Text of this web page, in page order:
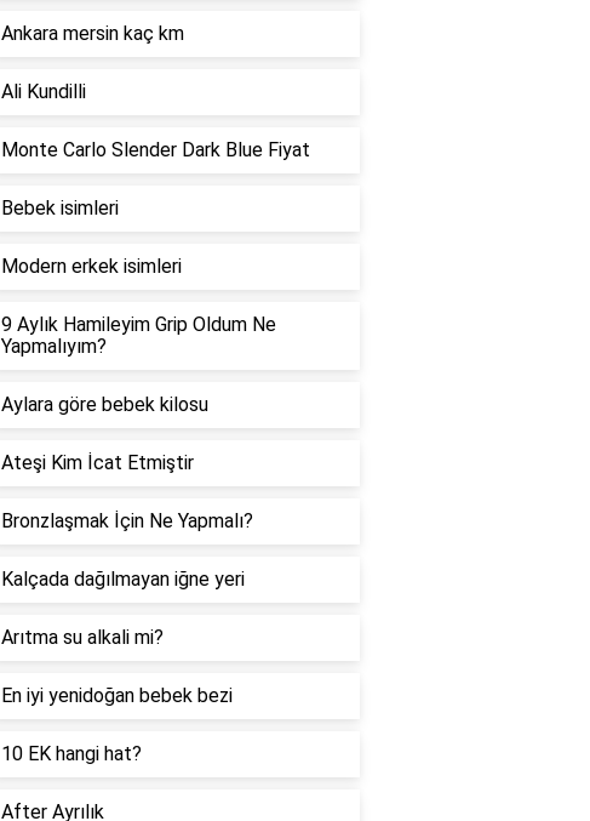
Ankara mersin kaç km
Ali Kundilli
Monte Carlo Slender Dark Blue Fiyat
Bebek isimleri
Modern erkek isimleri
9 Aylık Hamileyim Grip Oldum Ne
Yapmalıyım?
Aylara göre bebek kilosu
Ateşi Kim İcat Etmiştir
Bronzlaşmak İçin Ne Yapmalı?
Kalçada dağılmayan iğne yeri
Arıtma su alkali mi?
En iyi yenidoğan bebek bezi
10 EK hangi hat?
After Ayrılık